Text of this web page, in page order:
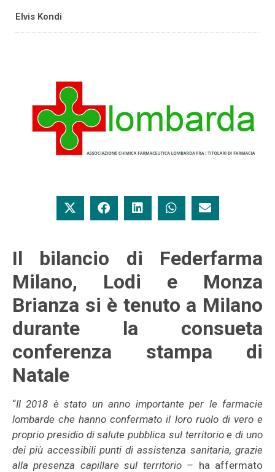
Elvis Kondi
Il bilancio di Federfarma
Milano, Lodi e Monza
Brianza si è tenuto a Milano
durante la consueta
conferenza stampa di
Natale
“Il 2018 è stato un anno importante per le farmacie
lombarde che hanno confermato il loro ruolo di vero e
proprio presidio di salute pubblica sul territorio e di uno
dei più accessibili punti di assistenza sanitaria, grazie
alla presenza capillare sul territorio – ha affermato